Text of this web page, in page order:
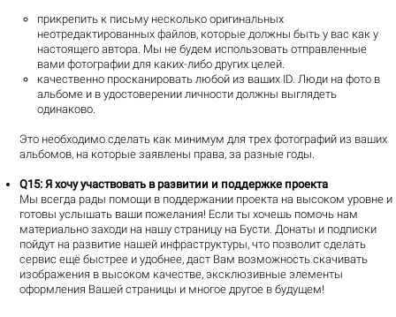
прикрепить к письму несколько оригинальных
неотредактированных файлов, которые должны быть у вас как у
настоящего автора. Мы не будем использовать отправленные
вами фотографии для каких-либо других целей.
качественно просканировать любой из ваших ID. Люди на фото в
альбоме и в удостоверении личности должны выглядеть
одинаково.
Это необходимо сделать как минимум для трех фотографий из ваших
альбомов, на которые заявлены права, за разные годы.
Q15: Я хочу участвовать в развитии и поддержке проекта
Мы всегда рады помощи в поддержании проекта на высоком уровне и
готовы услышать ваши пожелания! Если ты хочешь помочь нам
материально заходи на нашу страницу на Бусти. Донаты и подписки
пойдут на развитие нашей инфраструктуры, что позволит сделать
сервис ещё быстрее и удобнее, даст Вам возможность скачивать
изображения в высоком качестве, эксклюзивные элементы
оформления Вашей страницы и многое другое в будущем!